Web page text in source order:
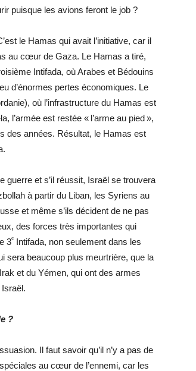
puisque les avions feront le job ?
le Hamas qui avait l’initiative, car il
au cœur de Gaza. Le Hamas a tiré,
Intifada, où Arabes et Bédouins
d’énormes pertes économiques. Le
où l’infrastructure du Hamas est
l’armée est restée « l’arme au pied »,
des années. Résultat, le Hamas est
guerre et s’il réussit, Israël se trouvera
à partir du Liban, les Syriens au
et même s’ils décident de ne pas
des forces très importantes qui
3ᵉIntifada, non seulement dans les
sera beaucoup plus meurtrière, que la
et du Yémen, qui ont des armes
Israël.
?
Il faut savoir qu’il n’y a pas de
au cœur de l’ennemi, car les